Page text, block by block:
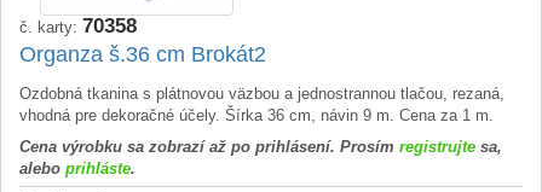
č. karty: 70358
Organza š.36 cm Brokát2
Ozdobná tkanina s plátnovou väzbou a jednostrannou tlačou, rezaná,
vhodná pre dekoračné účely. Šírka 36 cm, návin 9 m. Cena za 1 m.
Cena výrobku sa zobrazí až po prihlásení. Prosím registrujte sa,
alebo prihláste.